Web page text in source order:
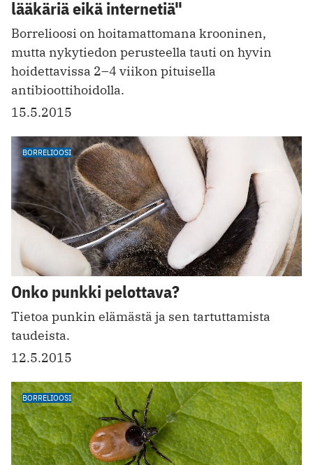
lääkäriä eikä internetiä"
Borrelioosi on hoitamattomana krooninen,
mutta nykytiedon perusteella tauti on hyvin
hoidettavissa 2–4 viikon pituisella
antibioottihoidolla.
15.5.2015
BORRELIOOSI
Onko punkki pelottava?
Tietoa punkin elämästä ja sen tartuttamista
taudeista.
12.5.2015
BORRELIOOSI